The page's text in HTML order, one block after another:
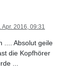
Apr. 2016, 09:31
.... Absolut geile
die Kopfhörer
...